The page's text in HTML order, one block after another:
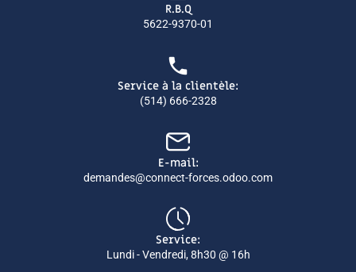
R.B.Q
5622-9370-01
Service à la clientèle:
(514) 666-2328
E-mail:
demandes@connect-forces.odoo.com
Service:
Lundi - Vendredi, 8h30 @ 16h